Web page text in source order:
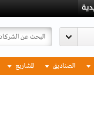
الصناديق المشاريع